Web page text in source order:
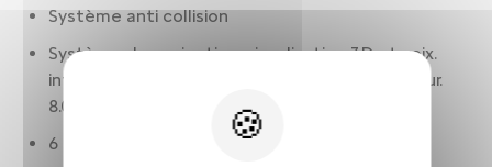
Système anti collision
Système de navigation: visualisation 3D et voix.
info trafic. avec écran tactile. affichage couleur.
8.00 pouces et 20.3
6 airbags